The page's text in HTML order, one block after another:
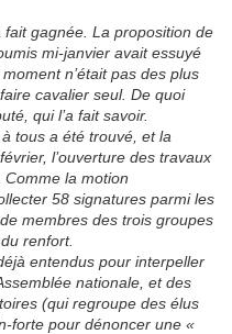
fait gagnée. La proposition de
mi-janvier avait essuyé
n’était pas des plus
cavalier seul. De quoi
qui l’a fait savoir.
tous a été trouvé, et la
l’ouverture des travaux
la motion
58 signatures parmi les
membres des trois groupes
renfort.
entendus pour interpeller
nationale, et des
(qui regroupe des élus
forte pour dénoncer une «